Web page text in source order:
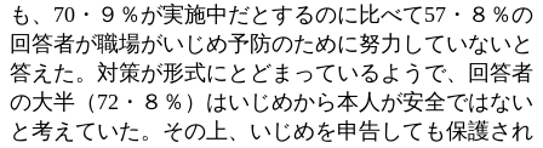
も、70・９％が実施中だとするのに比べて57・８％の
回答者が職場がいじめ予防のために努力していないと
答えた。対策が形式にとどまっているようで、回答者
の大半（72・８％）はいじめから本人が安全ではない
と考えていた。その上、いじめを申告しても保護され